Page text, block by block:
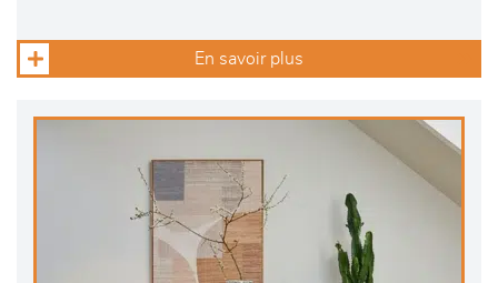
En savoir plus